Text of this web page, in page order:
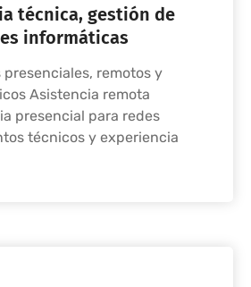
técnica, gestión de
informáticas
presenciales, remotos y
Asistencia remota
presencial para redes
técnicos y experiencia